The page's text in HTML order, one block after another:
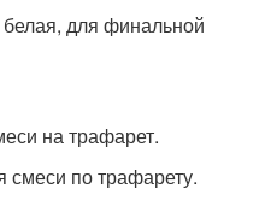
для финальной
на трафарет.
по трафарету.